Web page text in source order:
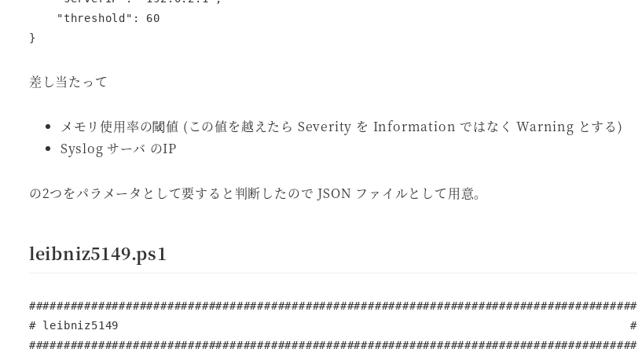
}
差し当たって
メモリ使用率の閾値 (この値を越えたら Severity を Information ではなく Warning とする)
Syslog サーバ のIP
の2つをパラメータとして要すると判断したので JSON ファイルとして用意。
leibniz5149.ps1
########################################################################################
# leibniz5149                                                                          #
########################################################################################